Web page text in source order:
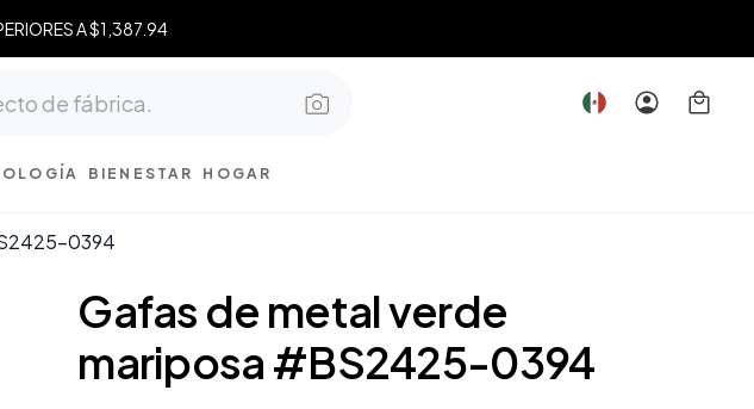
A $1,387.94
BIENESTAR HOGAR
0394
Gafas de metal verde
mariposa #BS2425-0394